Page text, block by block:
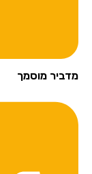
מדביר מוסמך